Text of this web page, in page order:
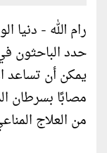
رام الله - دنيا
حدد الباحثون
يمكن أن تساعد
مصابًا بسرطان
من العلاج